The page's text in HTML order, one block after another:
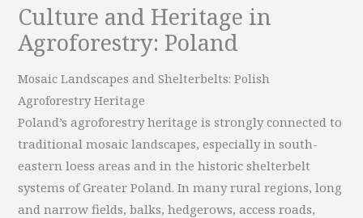
Culture and Heritage in
Agroforestry: Poland
Mosaic Landscapes and Shelterbelts: Polish
Agroforestry Heritage
Poland’s agroforestry heritage is strongly connected to
traditional mosaic landscapes, especially in south-
eastern loess areas and in the historic shelterbelt
systems of Greater Poland. In many rural regions, long
and narrow fields, balks, hedgerows, access roads,